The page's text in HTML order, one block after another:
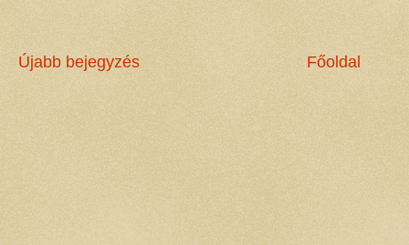
Újabb bejegyzés Főoldal